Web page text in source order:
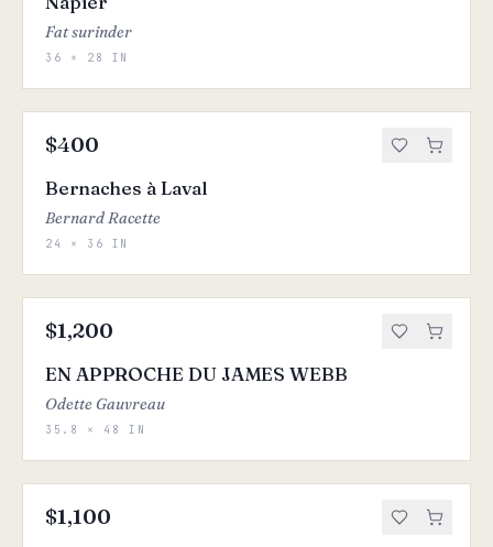
Fat surinder
36 × 28 IN
$400
Bernaches à Laval
Bernard Racette
24 × 36 IN
$1,200
EN APPROCHE DU JAMES WEBB
Odette Gauvreau
35.8 × 48 IN
$1,100